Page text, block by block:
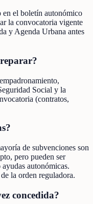
el boletín autonómico
la convocatoria vigente
y Agenda Urbana antes
Social y la
(contratos,
de subvenciones son
pero pueden ser
autonómicas.
la orden reguladora.
concedida?